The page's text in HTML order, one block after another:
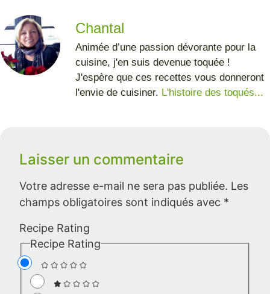
Chantal
Animée d’une passion dévorante pour la
cuisine, j'en suis devenue toquée !
J'espère que ces recettes vous donneront
l'envie de cuisiner. L'histoire des toqués...
Laisser un commentaire
Votre adresse e-mail ne sera pas publiée. Les
champs obligatoires sont indiqués avec *
Recipe Rating
Recipe Rating